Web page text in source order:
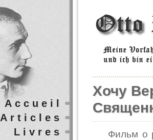
Хочу
Фильм о
Accueil
Articles
Livres